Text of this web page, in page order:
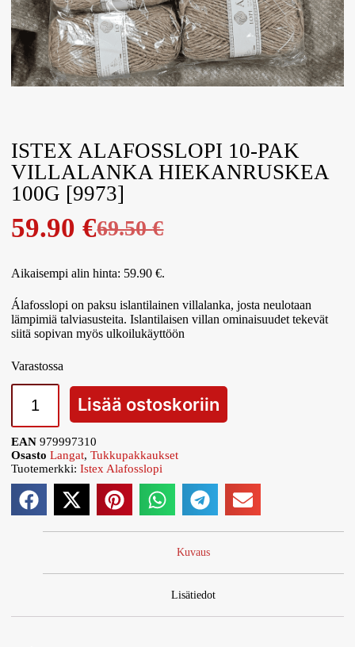
ISTEX ALAFOSSLOPI 10-PAK
VILLALANKA HIEKANRUSKEA
100G [9973]
69.50€
59.90€
Aikaisempi alin hinta: 59.90€.
Álafosslopi on paksu islantilainen villalanka, josta neulotaan
lämpimiä talviasusteita. Islantilaisen villan ominaisuudet tekevät
siitä sopivan myös ulkoilukäyttöön
Varastossa
Lisää ostoskoriin
EAN979997310
Osasto Langat,Tukkupakkaukset
Tuotemerkki:Istex Alafosslopi
Kuvaus
Lisätiedot